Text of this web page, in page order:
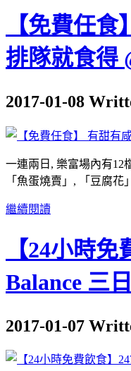
【免費任
排隊就食得
2017-01-08
一連兩日, 樂富場內有12
「魚蛋燒賣」, 「豆腐花
繼續閱讀
【24小時
Balance 三
2017-01-07